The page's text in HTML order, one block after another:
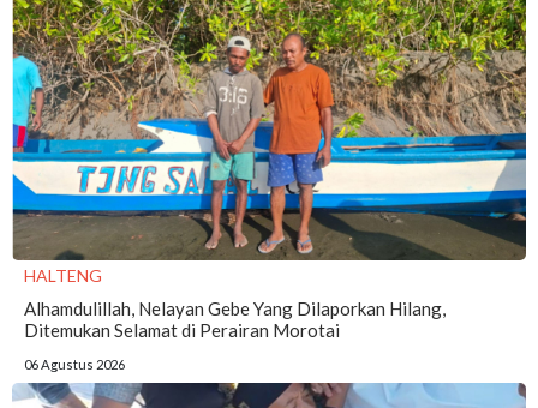
HALTENG
Alhamdulillah, Nelayan Gebe Yang Dilaporkan Hilang,
Ditemukan Selamat di Perairan Morotai
06 Agustus 2026